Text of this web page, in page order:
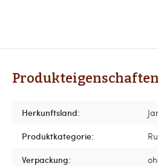
Produkteigenschaften
Herkunftsland:
Produktkategorie:
Verpackung: